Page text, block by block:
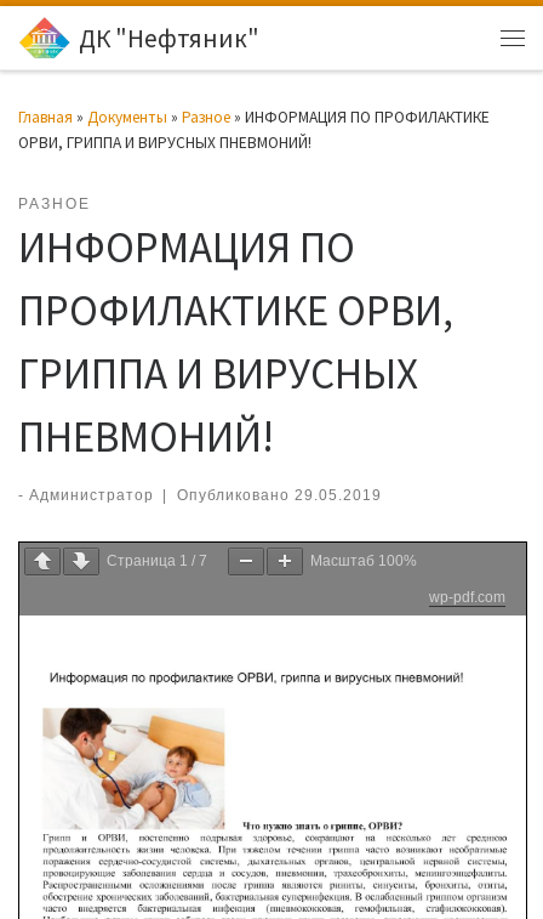
Перейти к содержимому
ДК "Нефтяник"
Главная » Документы » Разное » ИНФОРМАЦИЯ ПО ПРОФИЛАКТИКЕ
ОРВИ, ГРИППА И ВИРУСНЫХ ПНЕВМОНИЙ!
РАЗНОЕ
ИНФОРМАЦИЯ ПО
ПРОФИЛАКТИКЕ ОРВИ,
ГРИППА И ВИРУСНЫХ
ПНЕВМОНИЙ!
- Администратор Опубликовано 29.05.2019
Страница 1 / 7 Масштаб 100%
wp-pdf.com